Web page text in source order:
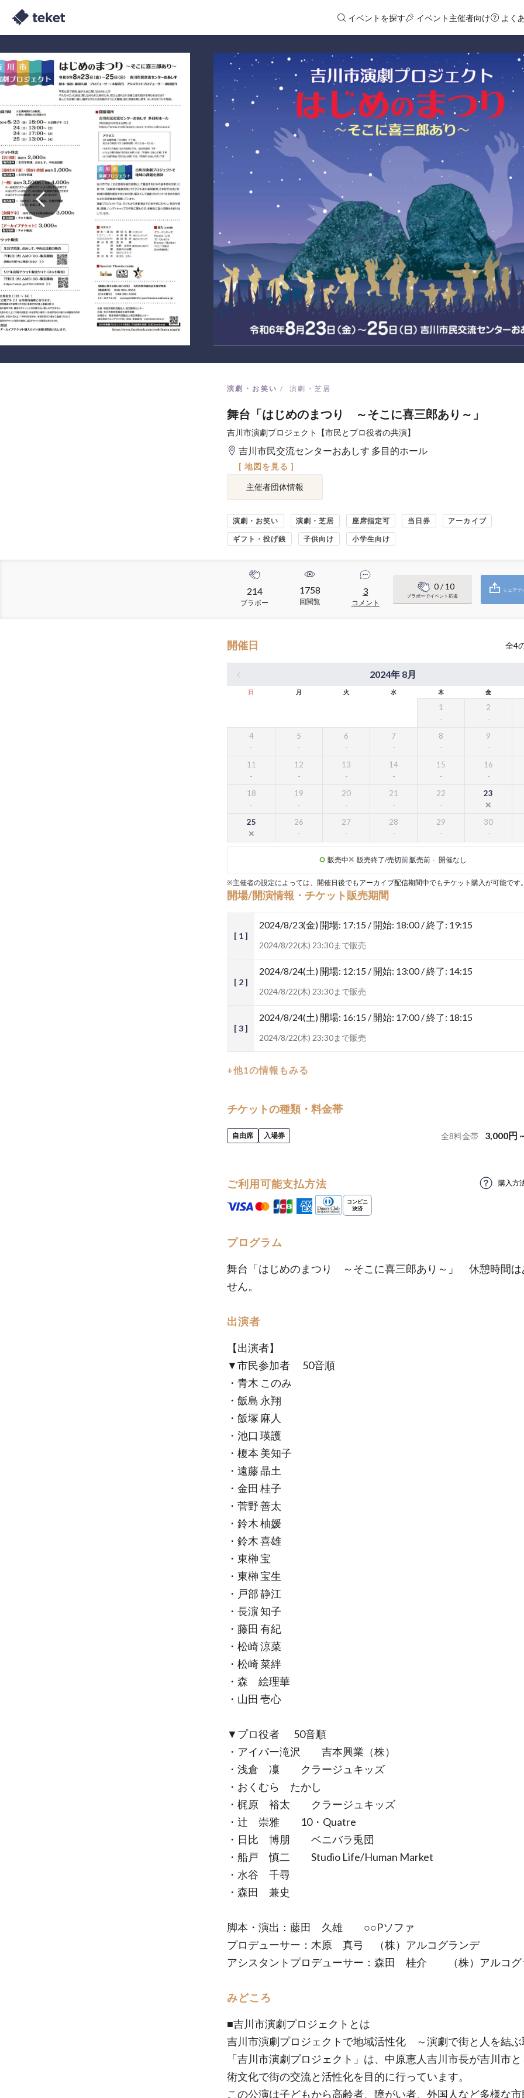
イベントを探す イベント主催者向け よく
演劇・お笑い 演劇・芝居
舞台「はじめのまつり ～そこに喜三郎あり～」
吉川市演劇プロジェクト【市民とプロ役者の共演】
吉川市民交流センターおあしす 多目的ホール
[ 地図を見る ]
主催者団体情報
演劇・お笑い 演劇・芝居 座席指定可 当日券 アーカイブ
ギフト・投げ銭 子供向け 小学生向け
214
ブラボー
1758
回閲覧
3
コメント
0/ 10
ブラボーでイベント応援
シェアで
開催日 全4
2024年 8月
日 月 火 水 木 金
1 2
4 5 6 7 8 9
11 12 13 14 15 16
18 19 20 21 22 23
25 26 27 28 29 30
販売中 販売終了/売切前販売前 - 開催なし
※主催者の設定によっては、開催日後でもアーカイブ配信期間中でもチケット購入が可能です。
開場/開演情報・チケット販売期間
[ 1 ]
2024/8/23(金) 開場: 17:15 / 開始: 18:00 / 終了: 19:15
2024/8/22(木) 23:30まで販売
[ 2 ]
2024/8/24(土) 開場: 12:15 / 開始: 13:00 / 終了: 14:15
2024/8/22(木) 23:30まで販売
[ 3 ]
2024/8/24(土) 開場: 16:15 / 開始: 17:00 / 終了: 18:15
2024/8/22(木) 23:30まで販売
+他1の情報もみる
チケットの種類・料金帯
自由席 入場券 全8料金帯 3,000円 ~
ご利用可能支払方法 購入方
プログラム
舞台「はじめのまつり ～そこに喜三郎あり～」 休憩時間は
せん。
出演者
【出演者】
▼市民参加者 50音順
・青木 このみ
・飯島 永翔
・飯塚 麻人
・池口 瑛護
・榎本 美知子
・遠藤 晶土
・金田 桂子
・菅野 善太
・鈴木 柚媛
・鈴木 喜雄
・東榊 宝
・東榊 宝生
・戸部 静江
・長濵 知子
・藤田 有紀
・松崎 涼菜
・松崎 菜絆
・森 絵理華
・山田 壱心
▼プロ役者 50音順
・アイパー滝沢 吉本興業（株）
・浅倉 凜 クラージュキッズ
・おくむら たかし
・梶原 裕太 クラージュキッズ
・辻 崇雅 10・Quatre
・日比 博朋 ベニバラ兎団
・船戸 慎二 Studio Life/Human Market
・水谷 千尋
・森田 兼史
脚本・演出：藤田 久雄 ○○Pソファ
プロデューサー：木原 真弓 （株）アルコグランデ
アシスタントプロデューサー：森田 桂介 （株）アルコグ
みどころ
■吉川市演劇プロジェクトとは
吉川市演劇プロジェクトで地域活性化 ～演劇で街と人を結ぶ
「吉川市演劇プロジェクト」は、中原恵人吉川市長が吉川市
術文化で街の交流と活性化を目的に行っています。
この公演は子どもから高齢者、障がい者、外国人など多様な市